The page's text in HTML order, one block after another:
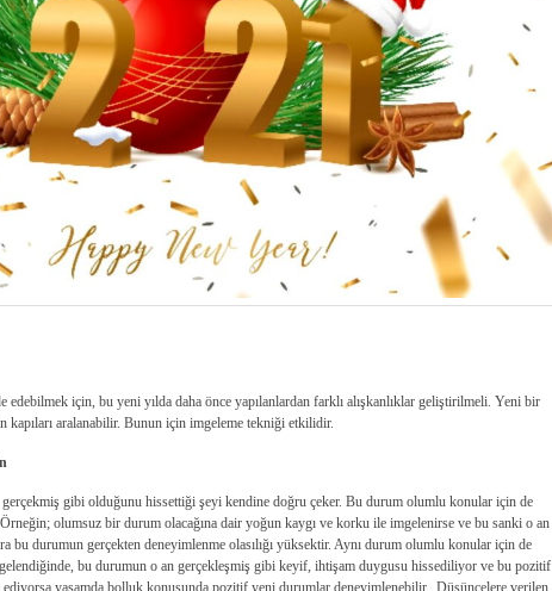
edebilmek için, bu yeni yılda daha önce yapılanlardan farklı alışkanlıklar geliştirilmeli. Yeni bir
kapıları aralanabilir. Bunun için imgeleme tekniği etkilidir.
gibi olduğunu hissettiği şeyi kendine doğru çeker. Bu durum olumlu konular için de
olumsuz bir durum olacağına dair yoğun kaygı ve korku ile imgelenirse ve bu sanki o an
bu durumun gerçekten deneyimlenme olasılığı yüksektir. Aynı durum olumlu konular için de
bu durumun o an gerçekleşmiş gibi keyif, ihtişam duygusu hissediliyor ve bu pozitif
ediyorsa yaşamda bolluk konusunda pozitif yeni durumlar deneyimlenebilir. Düşüncelere verilen